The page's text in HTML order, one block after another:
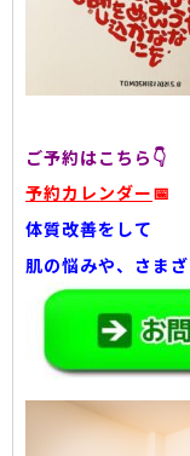
ご予約はこちら👇
予約カレンダー📅
体質改善をして
肌の悩みや、さま